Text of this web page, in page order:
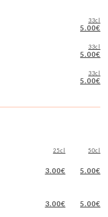
33cl
5.00€
33cl
5.00€
33cl
5.00€
25cl 50cl
3.00€ 5.00€
3.00€ 5.00€